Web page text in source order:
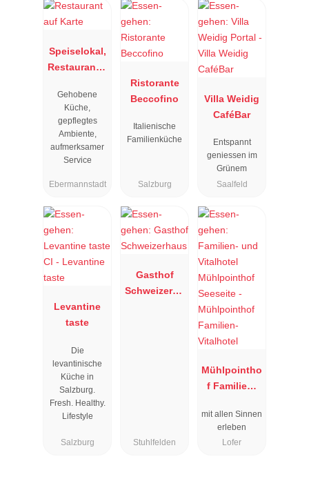
Speiselokal,
Restaurant "
"
Gehobene
Küche,
gepflegtes
Ambiente,
aufmerksamer
Service
Ebermannstadt
Ristorante
Beccofino
Italienische
Familienküche
Salzburg
Villa Weidig
CaféBar
Entspannt
geniessen im
Grünem
Saalfeld
Levantine
taste
Die
levantinische
Küche in
Salzburg.
Fresh. Healthy.
Lifestyle
Salzburg
Gasthof
Schweizerha
Stuhlfelden
Mühlpointho
f Familien-
mit allen Sinnen
erleben
Lofer